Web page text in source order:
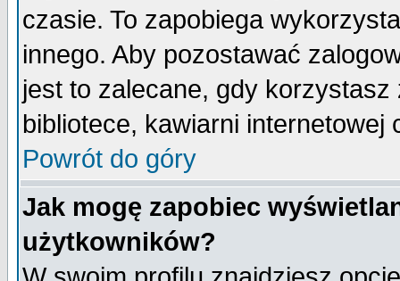
czasie. To zapobiega
innego. Aby pozostawać
jest to zalecane, gdy
bibliotece, kawiarni internetowej
Powrót do góry
Jak mogę zapobiec
użytkowników?